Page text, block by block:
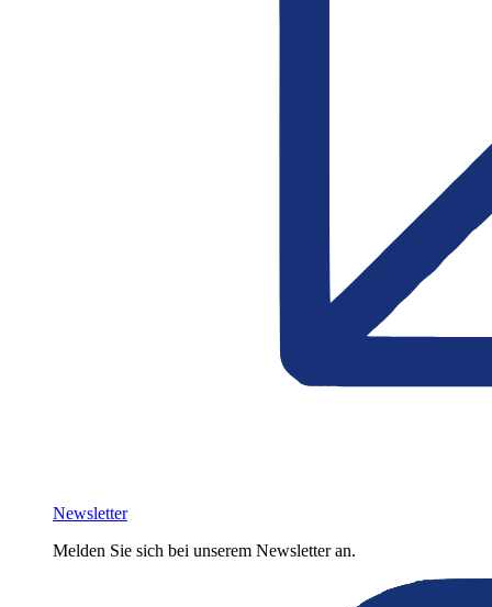
Newsletter
Melden Sie sich bei unserem Newsletter an.